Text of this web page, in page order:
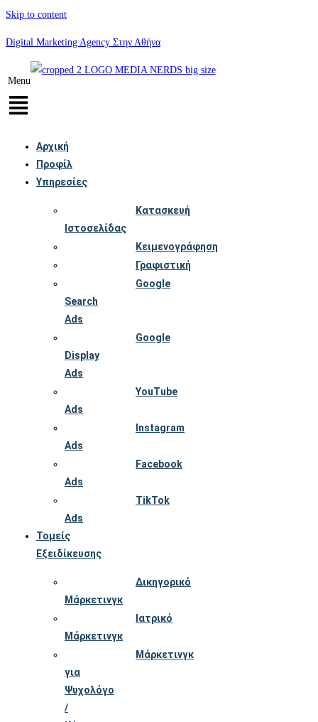
Skip to content
Digital Marketing Agency Στην Αθήνα
Menu
Αρχική
Προφίλ
Υπηρεσίες
Κατασκευή
Ιστοσελίδας
Κειμενογράφηση
Γραφιστική
Google
Search
Ads
Google
Display
Ads
YouTube
Ads
Instagram
Ads
Facebook
Ads
TikTok
Ads
Τομείς
Εξειδίκευσης
Δικηγορικό
Μάρκετινγκ
Ιατρικό
Μάρκετινγκ
Μάρκετινγκ
για
Ψυχολόγο
/